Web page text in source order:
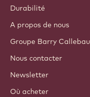
Durabilité
A propos de nous
Groupe Barry
Nous contacter
Newsletter
Où acheter